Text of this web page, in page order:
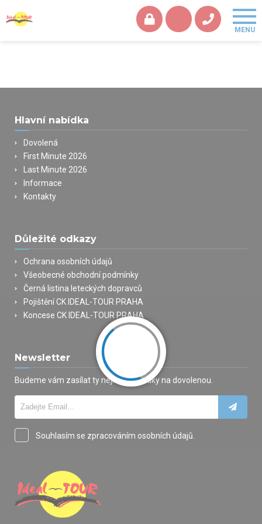
Hlavní nabídka
Dovolená
First Minute 2026
Last Minute 2026
Informace
Kontakty
Důležité odkazy
Ochrana osobních údajů
Všeobecné obchodní podmínky
Černá listina leteckých dopravců
Pojištění CK IDEAL-TOUR PRAHA
Koncese CK IDEAL-TOUR PRAHA
Newsletter
Budeme vám zasílat ty nejlepší nabídky na dovolenou.
Souhlasím se zpracováním osobních údajů.